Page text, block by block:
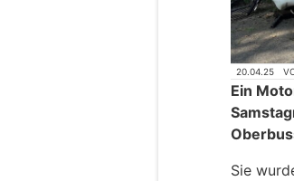
20.04.25
Ein
Sie